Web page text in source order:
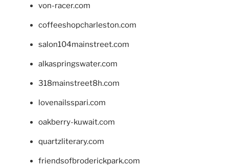
von-racer.com
coffeeshopcharleston.com
salon104mainstreet.com
alkaspringswater.com
318mainstreet8h.com
lovenailsspari.com
oakberry-kuwait.com
quartzliterary.com
friendsofbroderickpark.com